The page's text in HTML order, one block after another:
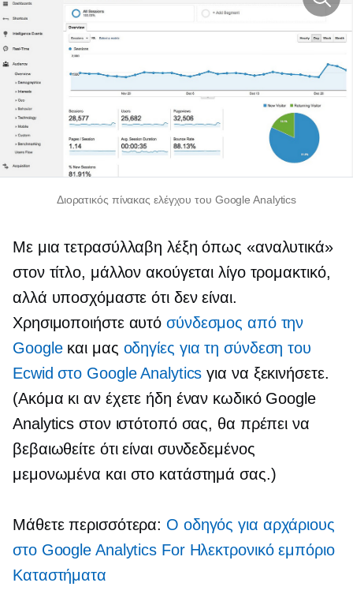
Διορατικός πίνακας ελέγχου του Google Analytics
Με μια τετρασύλλαβη λέξη όπως «αναλυτικά»
στον τίτλο, μάλλον ακούγεται λίγο τρομακτικό,
αλλά υποσχόμαστε ότι δεν είναι.
Χρησιμοποιήστε αυτό σύνδεσμος από την
Googleκαι μας οδηγίες για τη σύνδεση του
Ecwid στο Google Analytics για να ξεκινήσετε.
(Ακόμα κι αν έχετε ήδη έναν κωδικό Google
Analytics στον ιστότοπό σας, θα πρέπει να
βεβαιωθείτε ότι είναι συνδεδεμένος
μεμονωμένα και στο κατάστημά σας.)
Μάθετε περισσότερα: Ο οδηγός για αρχάριους
στο Google Analytics For Ηλεκτρονικό εμπόριο
Καταστήματα